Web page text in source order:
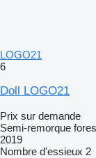
LOGO21
6
Doll LOGO21
Prix sur demande
Semi-remorque
2019
Nombre d'essieux 2